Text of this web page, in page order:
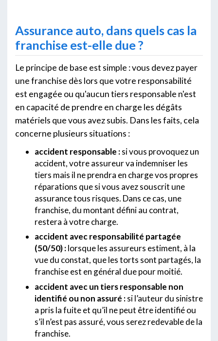
Assurance auto, dans quels cas la
franchise est-elle due ?
Le principe de base est simple : vous devez payer
une franchise dès lors que votre responsabilité
est engagée ou qu'aucun tiers responsable n'est
en capacité de prendre en charge les dégâts
matériels que vous avez subis. Dans les faits, cela
concerne plusieurs situations :
accident responsable :si vous provoquez un
accident, votre assureur va indemniser les
tiers mais il ne prendra en charge vos propres
réparations que si vous avez souscrit une
assurance tous risques. Dans ce cas, une
franchise, du montant défini au contrat,
restera à votre charge.
accident avec responsabilité partagée
(50/50) :lorsque les assureurs estiment, à la
vue du constat, que les torts sont partagés, la
franchise est en général due pour moitié.
accident avec un tiers responsable non
identifié ou non assuré :si l’auteur du sinistre
a pris la fuite et qu’il ne peut être identifié ou
s’il n’est pas assuré, vous serez redevable de la
franchise.